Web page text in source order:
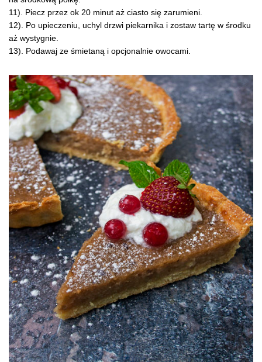
11). Piecz przez ok 20 minut aż ciasto się zarumieni.
12). Po upieczeniu, uchyl drzwi piekarnika i zostaw tartę w środku
aż wystygnie.
13). Podawaj ze śmietaną i opcjonalnie owocami.